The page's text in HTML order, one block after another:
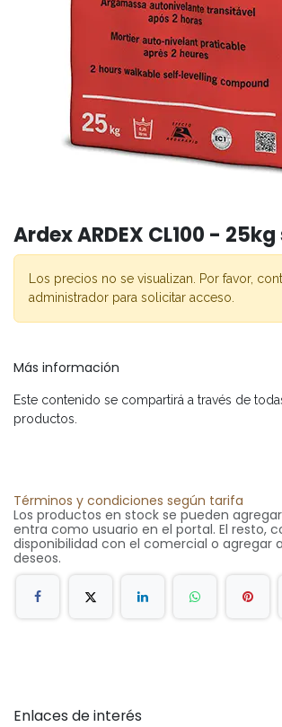
Ardex ARDEX CL100 -
Los precios no se visualizan. Por favor,
administrador para solicitar acceso.
Más información
Este contenido se compartirá a través de
productos.
Términos y condiciones según tarifa
Los productos en stock se pueden
entra como usuario en el portal. El resto,
disponibilidad con el comercial o agregar
deseos.
Enlaces de interés